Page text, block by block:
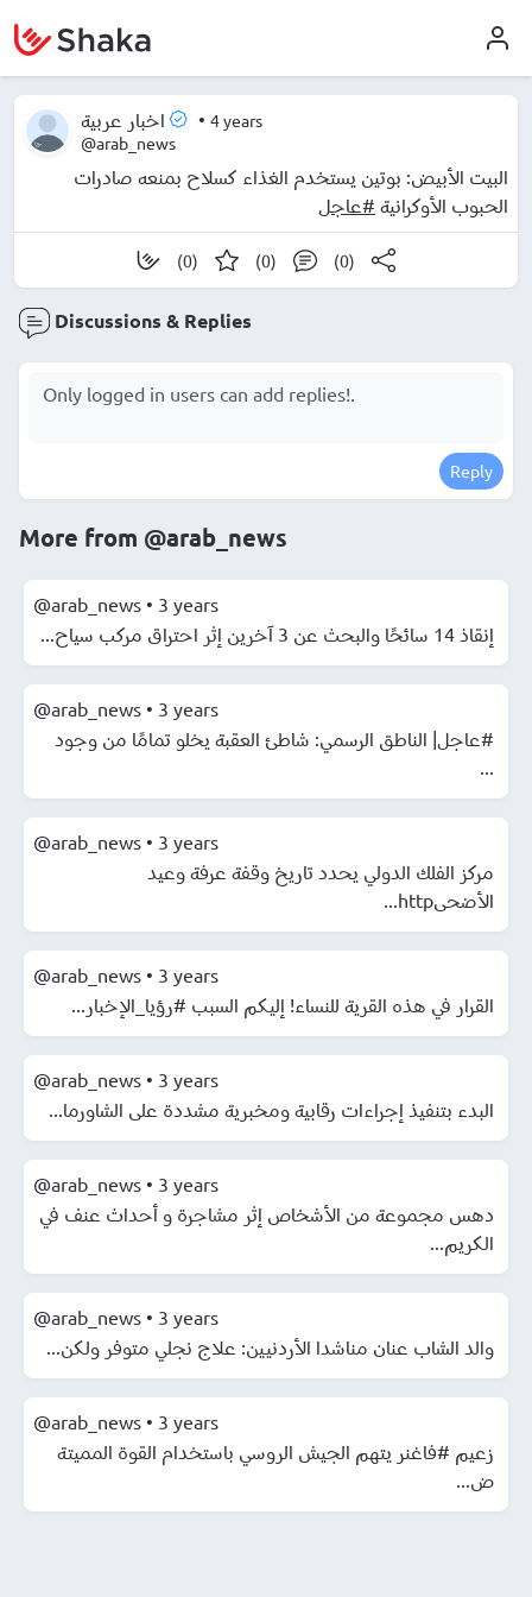
اخبار عربية • 4 years
@arab_news
البيت الأبيض: بوتين يستخدم الغذاء كسلاح بمنعه صادرات
الحبوب الأوكرانية #عاجل
(0) (0) (0)
Discussions & Replies
Reply
More from @arab_news
@arab_news • 3 years
إنقاذ 14 سائحًا والبحث عن 3 آخرين إثر احتراق مركب سياح...
@arab_news • 3 years
#عاجل| الناطق الرسمي: شاطئ العقبة يخلو تمامًا من وجود
...
@arab_news • 3 years
مركز الفلك الدولي يحدد تاريخ وقفة عرفة وعيد
الأضحىhttp...
@arab_news • 3 years
القرار في هذه القرية للنساء! إليكم السبب #رؤيا_الإخبار...
@arab_news • 3 years
البدء بتنفيذ إجراءات رقابية ومخبرية مشددة على الشاورما...
@arab_news • 3 years
دهس مجموعة من الأشخاص إثر مشاجرة و أحداث عنف في
الكريم...
@arab_news • 3 years
والد الشاب عنان مناشدا الأردنيين: علاج نجلي متوفر ولكن...
@arab_news • 3 years
زعيم #فاغنر يتهم الجيش الروسي باستخدام القوة المميتة
ض...